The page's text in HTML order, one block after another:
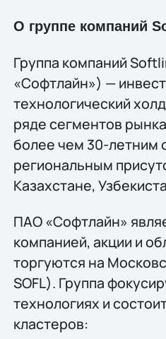
О группе компаний
Группа компаний
«Софтлайн») —
технологический
ряде сегментов
более чем 30-летним
региональным
Казахстане,
ПАО «Софтлайн»
компанией, акции и
торгуются на
SOFL). Группа
технологиях и
кластеров: